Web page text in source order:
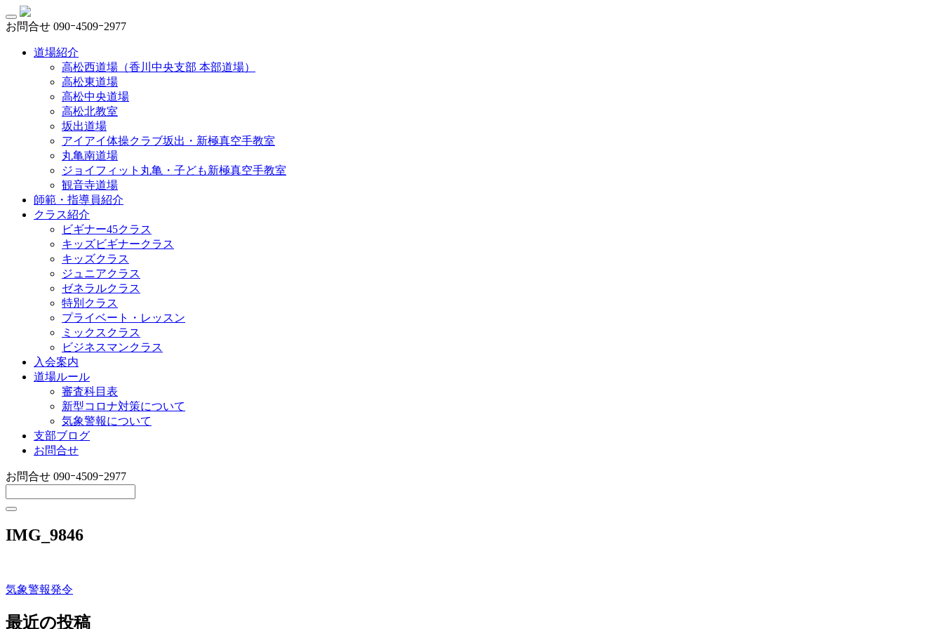
お問合せ 090ｰ4509ｰ2977
道場紹介
高松西道場（香川中央支部 本部道場）
高松東道場
高松中央道場
高松北教室
坂出道場
アイアイ体操クラブ坂出・新極真空手教室
丸亀南道場
ジョイフィット丸亀・子ども新極真空手教室
観音寺道場
師範・指導員紹介
クラス紹介
ビギナー45クラス
キッズビギナークラス
キッズクラス
ジュニアクラス
ゼネラルクラス
特別クラス
プライベート・レッスン
ミックスクラス
ビジネスマンクラス
入会案内
道場ルール
審査科目表
新型コロナ対策について
気象警報について
支部ブログ
お問合せ
お問合せ 090ｰ4509ｰ2977
IMG_9846
投
稿
気象警報発令
最近の投稿